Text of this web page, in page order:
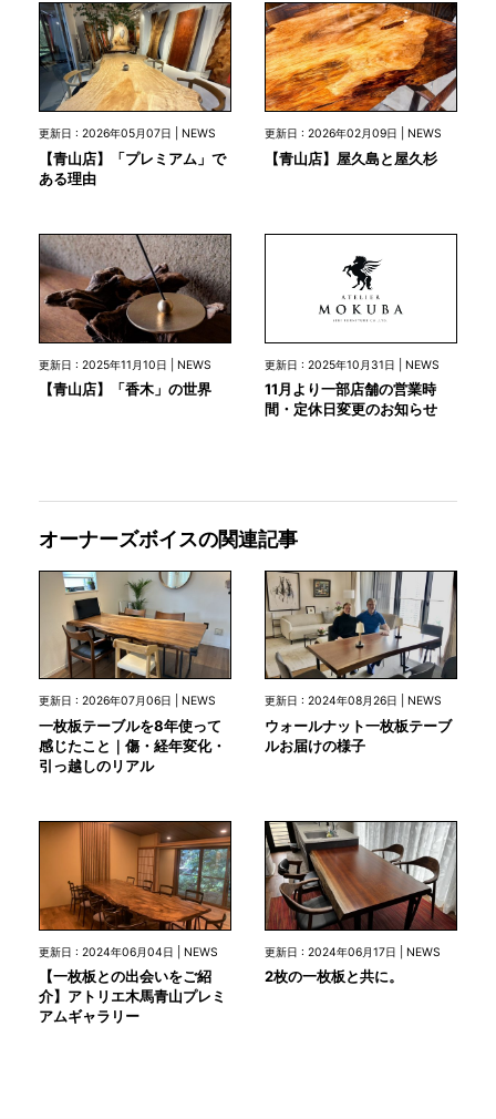
更新日 : 2026年05月07日 | NEWS
【青山店】「プレミアム」で
ある理由
更新日 : 2026年02月09日 | NEWS
【青山店】屋久島と屋久杉
更新日 : 2025年11月10日 | NEWS
【青山店】「香木」の世界
更新日 : 2025年10月31日 | NEWS
11月より一部店舗の営業時
間・定休日変更のお知らせ
オーナーズボイスの関連記事
更新日 : 2026年07月06日 | NEWS
一枚板テーブルを8年使って
感じたこと｜傷・経年変化・
引っ越しのリアル
更新日 : 2024年08月26日 | NEWS
ウォールナット一枚板テーブ
ルお届けの様子
更新日 : 2024年06月04日 | NEWS
【一枚板との出会いをご紹
介】アトリエ木馬青山プレミ
アムギャラリー
更新日 : 2024年06月17日 | NEWS
2枚の一枚板と共に。